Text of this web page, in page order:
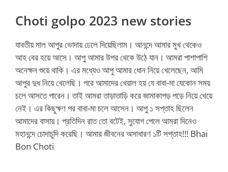
Choti golpo 2023 new stories
যাবতীয় মাল আপুর ভোদায় ঢেলে দিয়েছিলাম। আনন্দে আমার মুখ থেকেও
আহ বের হয়ে আসে। আপু আমার উপর থেকে উঠে যান। আমরা পাশাপাশি
অনেক্ষন শুয়ে থাকি। এর মধ্যেও আপু আমার ধোন নিয়ে খেলেছেন, আমি
আপুর দুধ নিয়ে খেলেছি। পরে আমাদের খেয়াল হয় যে বাবা-মা যেকোন সময়
চলে আসতে পারেন। তাই আমরা তাড়াতাড়ি করে জামাকাপড় পড়ে নিয়ে খেয়ে
নেই। এর কিছুক্ষণ পর বাবা-মা চলে আসেন। আপু ১ সপ্তাহ ছিলেন
আমাদের বাসায়। প্রতিদিন রাত তো বটেই, সুযোগ পেলে আমরা দিনেও
মহানন্দে চোদাচুদি করেছি। আমার জীবনের অসাধারণ ১টি সপ্তাহ!!! Bhai
Bon Choti